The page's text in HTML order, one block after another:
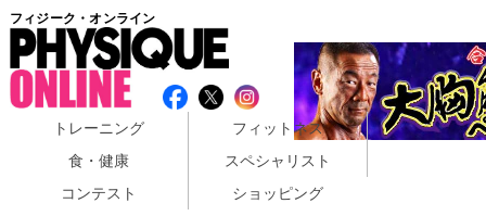
フィジーク・オンライン
トレーニング
フィットネス
食・健康
スペシャリスト
コンテスト
ショッピング